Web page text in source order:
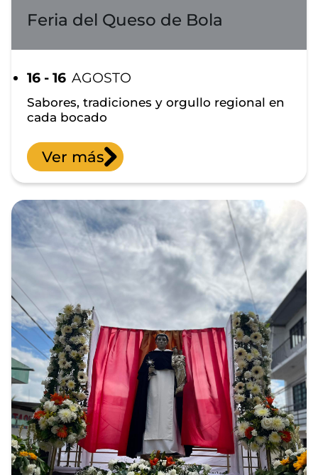
Feria del Queso de Bola
16 - 16 AGOSTO
Sabores, tradiciones y orgullo regional en
cada bocado
Ver más